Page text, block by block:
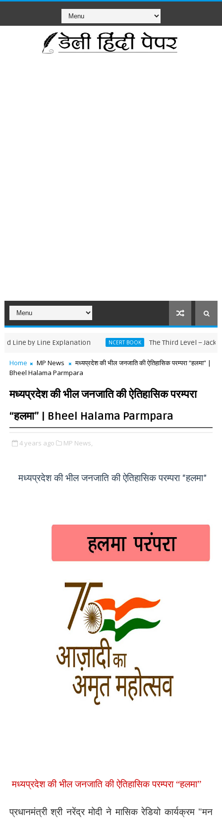
by Line Explanation NCERT BOOK The Third Level – Jack Finney
Home MP News
मध्यप्रदेश की भील जनजाति की ऐतिहासिक परम्परा “हलमा” |
Bheel Halama Parmpara
मध्यप्रदेश की भील जनजाति की ऐतिहासिक परम्परा
“हलमा” | Bheel Halama Parmpara
4 years ago MP News,
मध्यप्रदेश की भील जनजाति की ऐतिहासिक परम्परा “हलमा”
मध्यप्रदेश की भील जनजाति की ऐतिहासिक परम्परा “हलमा”
प्रधानमंत्री श्री नरेंद्र मोदी ने मासिक रेडियो कार्यक्रम "मन